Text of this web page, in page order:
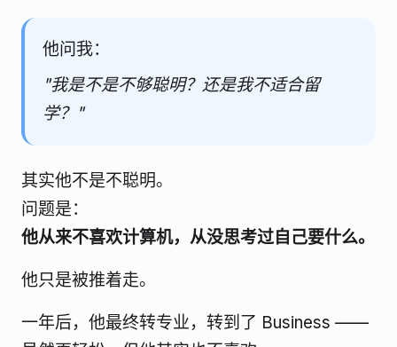
他问我：
"我是不是不够聪明？还是我不适合留
学？"
其实他不是不聪明。
问题是：
他从来不喜欢计算机，从没思考过自己要什么。
他只是被推着走。
一年后，他最终转专业，转到了 Business ——